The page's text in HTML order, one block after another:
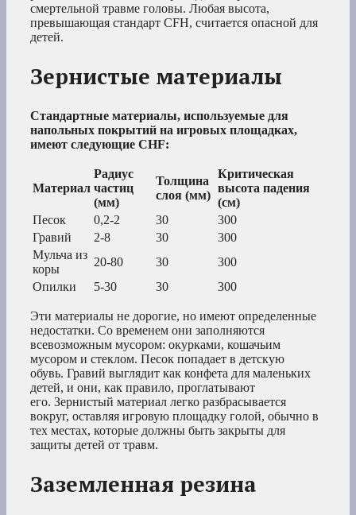
смертельной травме головы. Любая высота,
превышающая стандарт CFH, считается опасной для
детей.
Зернистые материалы
Стандартные материалы, используемые для
напольных покрытий на игровых площадках,
имеют следующие CHF:
Материал
Радиус
частиц
(мм)
Толщина
слоя (мм)
Критическая
высота падения
(см)
Песок
0,2-2 30
300
Гравий
2-8 30
300
Мульча из
коры
20-80 30
300
Опилки
5-30 30 300
Эти материалы не дорогие, но имеют определенные
недостатки. Со временем они заполняются
всевозможным мусором: окурками, кошачьим
мусором и стеклом. Песок попадает в детскую
обувь. Гравий выглядит как конфета для маленьких
детей, и они, как правило, проглатывают
его. Зернистый материал легко разбрасывается
вокруг, оставляя игровую площадку голой, обычно в
тех местах, которые должны быть закрыты для
защиты детей от травм.
Заземленная резина